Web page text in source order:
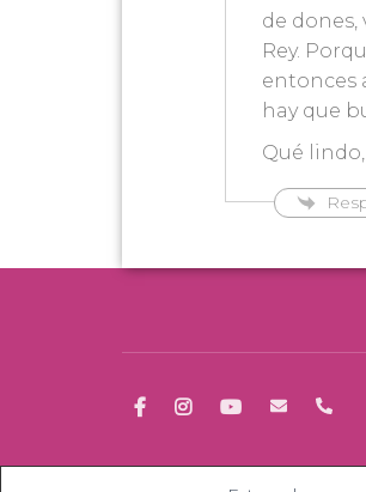
de
Rey.
entonces
hay que
Qué